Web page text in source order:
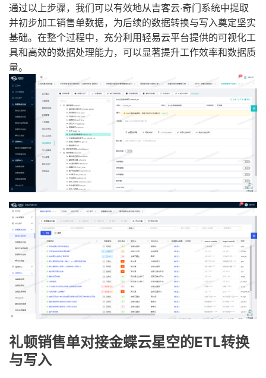
通过以上步骤，我们可以有效地从吉客云·奇门系统中提取
并初步加工销售单数据，为后续的数据转换与写入奠定坚实
基础。在整个过程中，充分利用轻易云平台提供的可视化工
具和高效的数据处理能力，可以显著提升工作效率和数据质
量。
礼顿销售单对接金蝶云星空的ETL转换
与写入